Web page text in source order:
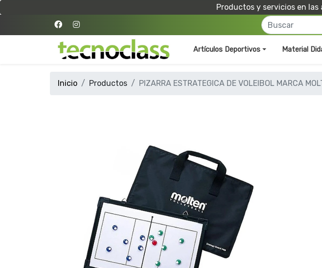
Productos y servicios en
Artículos Deportivos Material
Inicio Productos PIZARRA ESTRATEGICA DE VOLEIBOL MARCA